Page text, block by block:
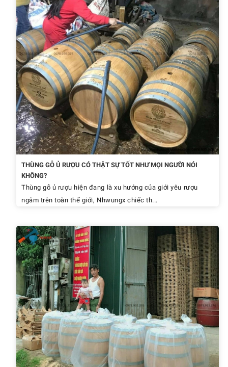
THÙNG GỖ Ủ RƯỢU CÓ THẬT SỰ TỐT NHƯ MỌI NGƯỜI NÓI
KHÔNG?
Thùng gỗ ủ rượu hiện đang là xu hướng của giới yêu rượu
ngâm trên toàn thế giới, Nhwungx chiếc th...